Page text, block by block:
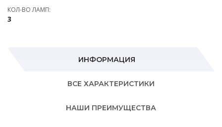
КОЛ-ВО ЛАМП:
3
ИНФОРМАЦИЯ
ВСЕ ХАРАКТЕРИСТИКИ
НАШИ ПРЕИМУЩЕСТВА